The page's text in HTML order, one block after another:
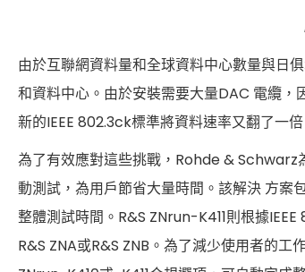
由於互聯網資料量和全球資料中心數量與日
和資料中心。由於安裝需要大量DAC 電纜
新的IEEE 802.3ck標準將資料速率又翻了一
為了有效應對這些挑戰，Rohde & Schwarz
動測試，為用戶節省大量時間。該解決 方
整體測試時間。R&S ZNrun-K411則根據
R&S ZNA或R&S ZNB。為了減少使用者的